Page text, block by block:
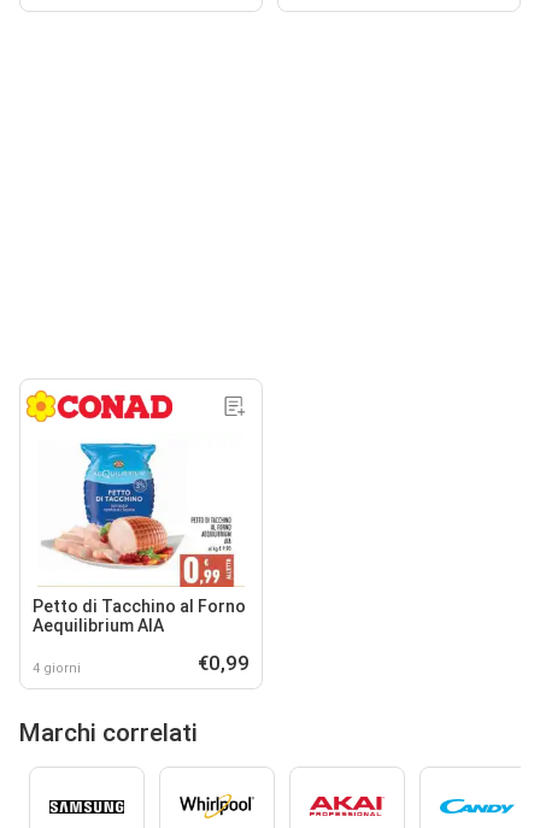
Petto di Tacchino al Forno
Aequilibrium AIA
4 giorni €0,99
Marchi correlati